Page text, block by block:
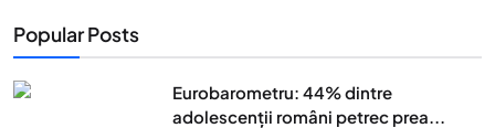
Popular Posts
Eurobarometru: 44% dintre
adolescenţii români petrec prea...